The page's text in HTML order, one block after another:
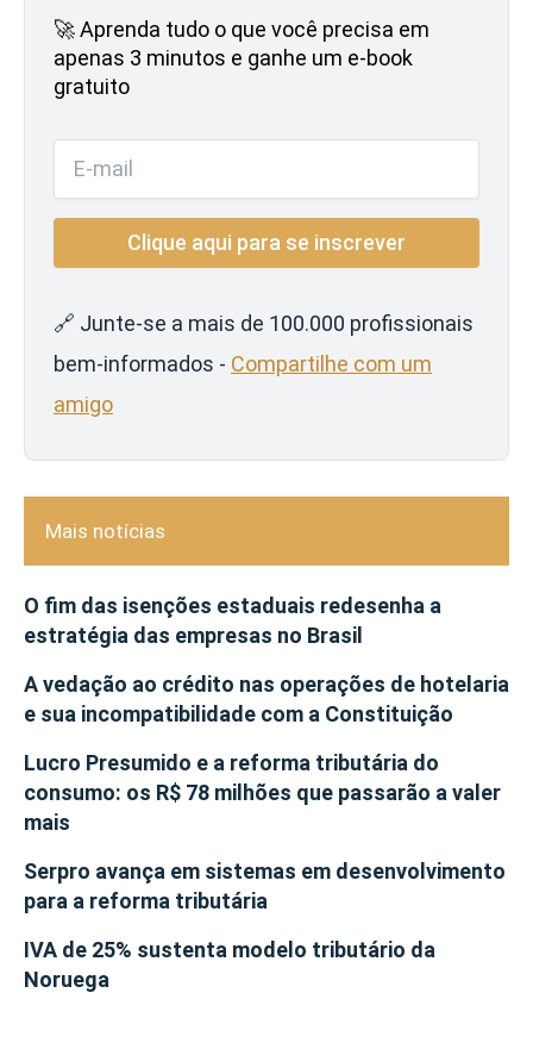
🚀 Aprenda tudo o que você precisa em
apenas 3 minutos e ganhe um e-book
gratuito
🔗 Junte-se a mais de 100.000 profissionais
bem-informados - Compartilhe com um
amigo
Mais notícias
O fim das isenções estaduais redesenha a
estratégia das empresas no Brasil
A vedação ao crédito nas operações de hotelaria
e sua incompatibilidade com a Constituição
Lucro Presumido e a reforma tributária do
consumo: os R$ 78 milhões que passarão a valer
mais
Serpro avança em sistemas em desenvolvimento
para a reforma tributária
IVA de 25% sustenta modelo tributário da
Noruega